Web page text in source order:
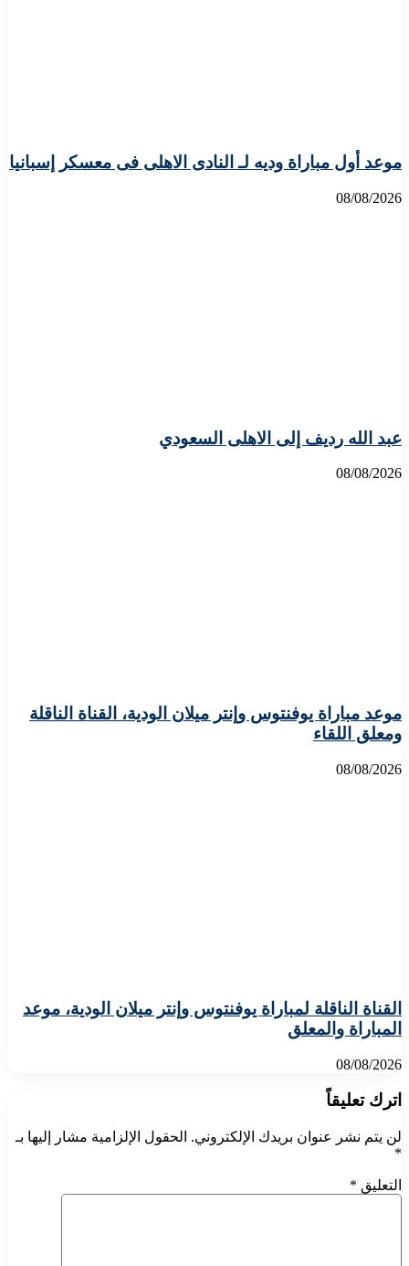
موعد أول مباراة وديه لـ النادى الاهلى فى معسكر إسبانيا
08/08/2026
عبد الله رديف إلى الاهلى السعودي
08/08/2026
موعد مباراة يوفنتوس وإنتر ميلان الودية، القناة الناقلة
ومعلق اللقاء
08/08/2026
القناة الناقلة لمباراة يوفنتوس وإنتر ميلان الودية، موعد
المباراة والمعلق
08/08/2026
اترك تعليقاً
لن يتم نشر عنوان بريدك الإلكتروني. الحقول الإلزامية مشار إليها بـ
*
التعليق *